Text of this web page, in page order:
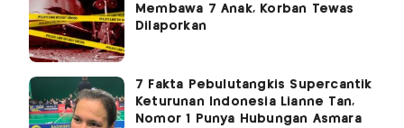
Membawa 7 Anak, Korban Tewas
Dilaporkan
7 Fakta Pebulutangkis Supercantik
Keturunan Indonesia Lianne Tan,
Nomor 1 Punya Hubungan Asmara